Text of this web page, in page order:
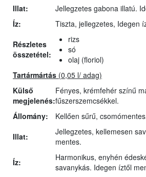
Illat:
Jellegzetes gabona illatú.
Íz:
Tiszta, jellegzetes, Idegen
Részletes
összetétel:
rizs
só
olaj (floriol)
Tartármártás (0,05 l/ adag)
Külső
megjelenés:
Fényes, krémfehér színű
fűszerszemcsékkel.
Állomány:
Kellően sűrű,
Illat:
Jellegzetes, kellemesen
mentes.
Íz:
Harmonikus, enyhén
savanykás. Idegen íztől